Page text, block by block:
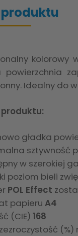
produktu
kolorowy
powierzchnia
Idealny do
gładka
sztywność
w szerokiej
poziom bieli
POL Effect
papieru A4
(CIE) 168
(%)